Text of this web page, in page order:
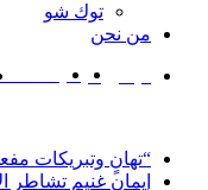
توك شو
من نحن
فيسبوك ‫X
“تهانٍ وتبريكات
إيمان غنيم تشاطر